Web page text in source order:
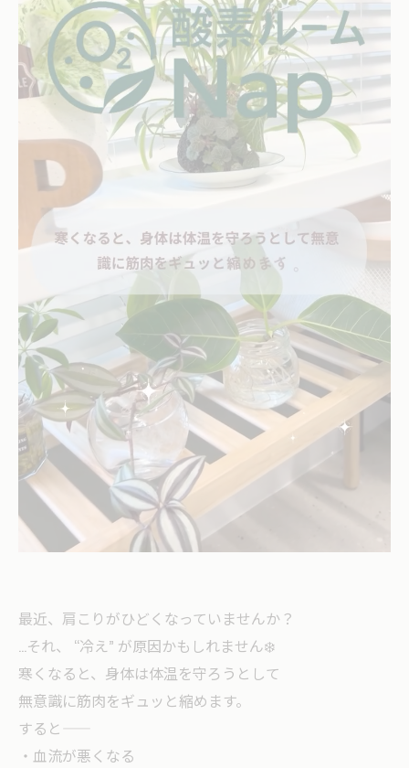
最近、肩こりがひどくなっていませんか？
…それ、 “冷え” が原因かもしれません❄️
寒くなると、身体は体温を守ろうとして
無意識に筋肉をギュッと縮めます。
すると――
・血流が悪くなる